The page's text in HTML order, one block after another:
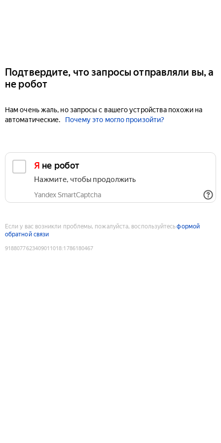
Подтвердите, что запросы отправляли вы, а
не робот
Нам очень жаль, но запросы с вашего устройства похожи на
автоматические.
Почему это могло произойти?
Я не робот
Нажмите, чтобы продолжить
Yandex SmartCaptcha
Если у вас возникли проблемы, пожалуйста, воспользуйтесьформой
обратной связи
9188077623409011018:1786180467